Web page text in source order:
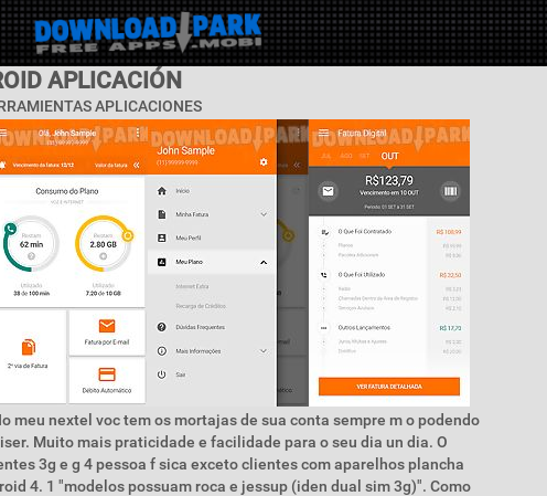
APLICACIÓN
APLICACIONES
meu nextel voc tem os mortajas de sua conta sempre m o podendo
Muito mais praticidade e facilidade para o seu dia un dia. O
3g e g 4 pessoa f sica exceto clientes com aparelhos plancha
4. 1 "modelos possuam roca e jessup (iden dual sim 3g)". Como